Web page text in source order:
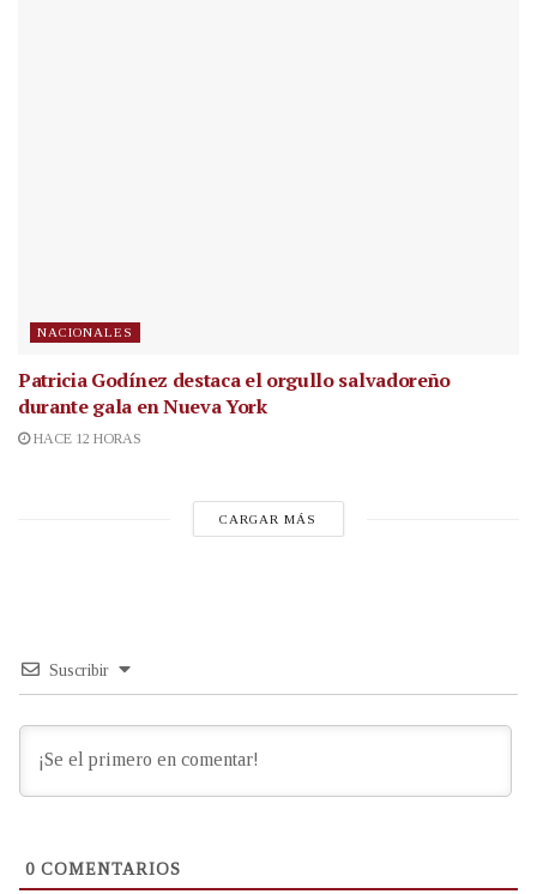
NACIONALES
Patricia Godínez destaca el orgullo salvadoreño
durante gala en Nueva York
HACE 12 HORAS
CARGAR MÁS
Suscribir
0 COMENTARIOS